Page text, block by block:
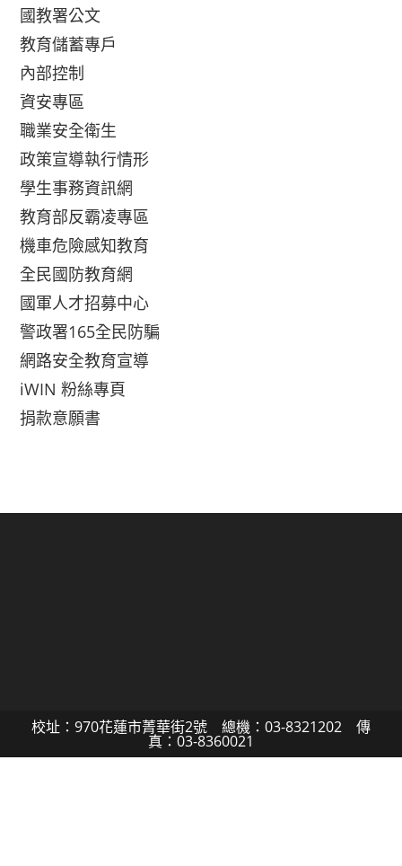
國教署公文
教育儲蓄專戶
內部控制
資安專區
職業安全衛生
政策宣導執行情形
學生事務資訊網
教育部反霸凌專區
機車危險感知教育
全民國防教育網
國軍人才招募中心
警政署165全民防騙
網路安全教育宣導
iWIN 粉絲專頁
捐款意願書
校址：970花蓮市菁華街2號 總機：03-8321202 傳
真：03-8360021